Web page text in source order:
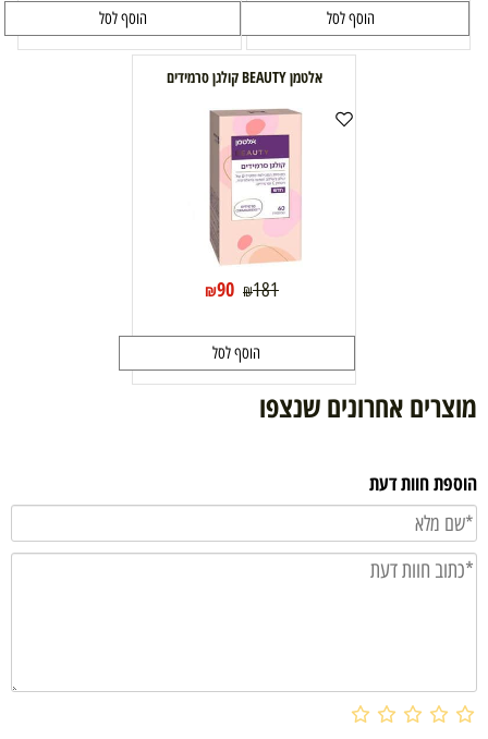
הוסף לסל הוסף לסל
אלטמן BEAUTY קולגן סרמידים
₪181
₪90
הוסף לסל
מוצרים אחרונים שנצפו
הוספת חוות דעת